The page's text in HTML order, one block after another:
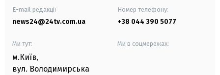
E-mail редакції
news24@24tv.com.ua
Номер телефону:
+38 044 390 5077
Ми тут:
м.Київ,
вул. Володимирська
Ми в соцмережах: